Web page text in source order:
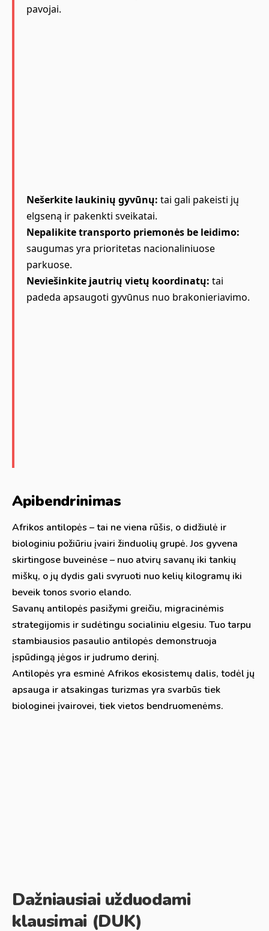
pavojai.
Nešerkite laukinių gyvūnų: tai gali pakeisti jų
elgseną ir pakenkti sveikatai.
Nepalikite transporto priemonės be leidimo:
saugumas yra prioritetas nacionaliniuose
parkuose.
Neviešinkite jautrių vietų koordinatų: tai
padeda apsaugoti gyvūnus nuo brakonieriavimo.
Apibendrinimas
Afrikos antilopės – tai ne viena rūšis, o didžiulė ir
biologiniu požiūriu įvairi žinduolių grupė. Jos gyvena
skirtingose buveinėse – nuo atvirų savanų iki tankių
miškų, o jų dydis gali svyruoti nuo kelių kilogramų iki
beveik tonos svorio elando.
Savanų antilopės pasižymi greičiu, migracinėmis
strategijomis ir sudėtingu socialiniu elgesiu. Tuo tarpu
stambiausios pasaulio antilopės demonstruoja
įspūdingą jėgos ir judrumo derinį.
Antilopės yra esminė Afrikos ekosistemų dalis, todėl jų
apsauga ir atsakingas turizmas yra svarbūs tiek
biologinei įvairovei, tiek vietos bendruomenėms.
Dažniausiai užduodami
klausimai (DUK)